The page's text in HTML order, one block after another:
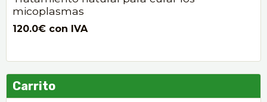
micoplasmas
120.0€ con IVA
Carrito